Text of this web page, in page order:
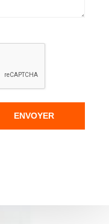
ENVOYER